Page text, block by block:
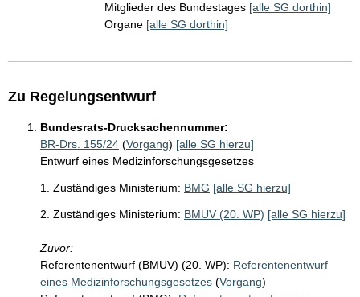
Mitglieder des Bundestages [alle SG dorthin]
Organe [alle SG dorthin]
Zu Regelungsentwurf
Bundesrats-Drucksachennummer:
BR-Drs. 155/24 (Vorgang) [alle SG hierzu]
Entwurf eines Medizinforschungsgesetzes
1. Zuständiges Ministerium: BMG [alle SG hierzu]
2. Zuständiges Ministerium: BMUV (20. WP) [alle SG hierzu]
Zuvor:
Referentenentwurf (BMUV) (20. WP): Referentenentwurf
eines Medizinforschungsgesetzes (Vorgang)